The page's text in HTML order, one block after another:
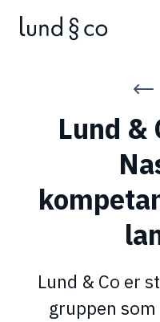
Lund &
Lund & Co er
gruppen